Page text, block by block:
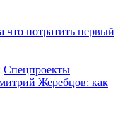
потратить первый
Спецпроекты
Жеребцов: как